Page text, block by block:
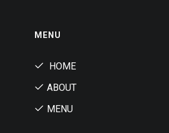
MENU
HOME
ABOUT
MENU